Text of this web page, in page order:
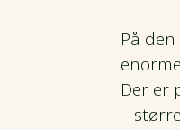
På
Der er
–